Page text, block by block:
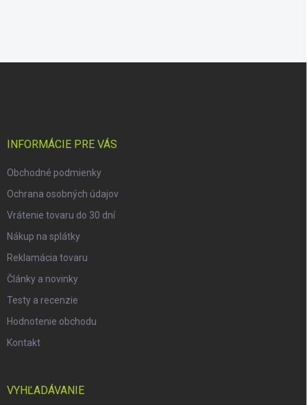
INFORMÁCIE PRE VÁS
Obchodné podmienky
Ochrana osobných údajov
Vrátenie tovaru do 30 dní
Nákup na splátky
Reklamácia tovaru
Články a novinky
Testy a recenzie
Hodnotenie obchodu
Kontakt
VYHĽADÁVANIE